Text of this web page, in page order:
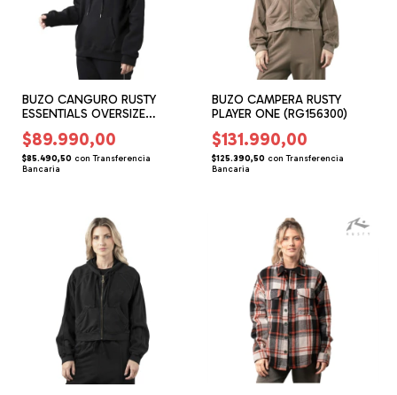
BUZO CANGURO RUSTY
ESSENTIALS OVERSIZE
(RG156204)
$89.990,00
$85.490,50 con Transferencia
Bancaria
BUZO CAMPERA RUSTY
PLAYER ONE (RG156300)
$131.990,00
$125.390,50 con Transferencia
Bancaria